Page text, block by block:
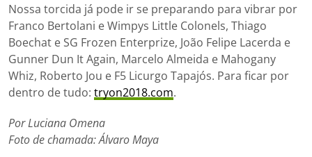
Nossa torcida já pode ir se preparando para vibrar por
Franco Bertolani e Wimpys Little Colonels, Thiago
Boechat e SG Frozen Enterprize, João Felipe Lacerda e
Gunner Dun It Again, Marcelo Almeida e Mahogany
Whiz, Roberto Jou e F5 Licurgo Tapajós. Para ficar por
dentro de tudo: tryon2018.com.
Por Luciana Omena
Foto de chamada: Álvaro Maya